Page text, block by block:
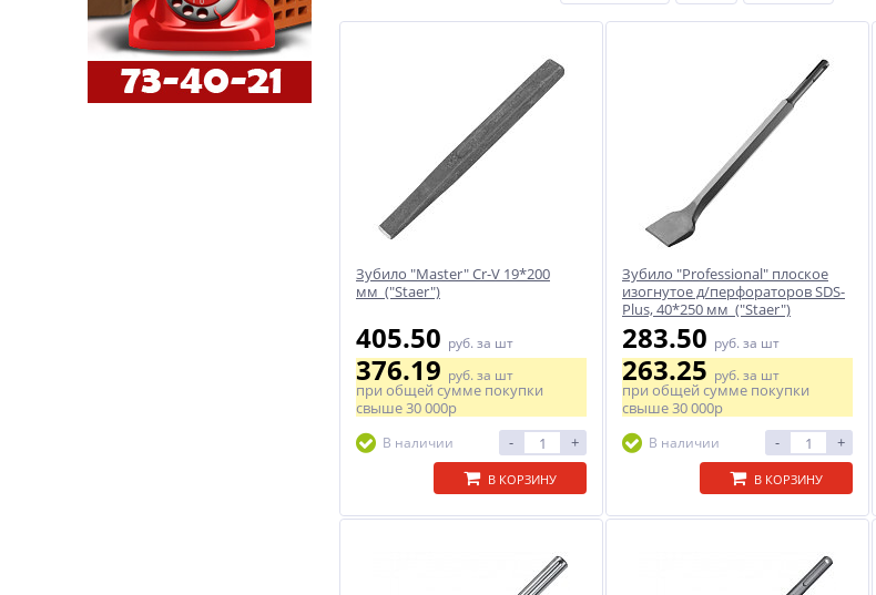
Зубило "Master" Cr-V 19*200
мм ("Staer")
405.50 руб. за шт
376.19руб. за шт
при общей сумме покупки
свыше30 000р
В наличии - +
В КОРЗИНУ
Зубило "Professional" плоское
изогнутое д/перфораторов SDS-
Plus, 40*250 мм ("Staer")
283.50 руб. за шт
263.25руб. за шт
при общей сумме покупки
свыше30 000р
В наличии - +
В КОРЗИНУ